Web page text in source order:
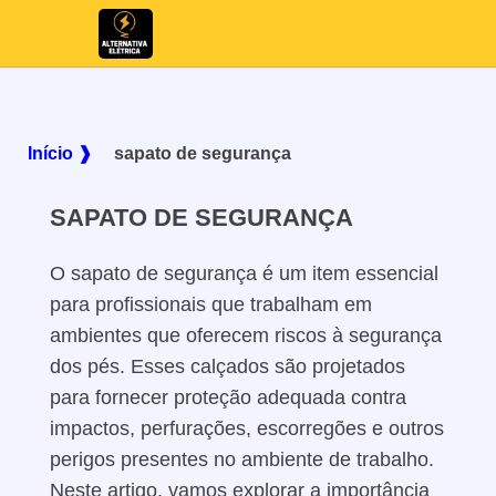
Início ❱ sapato de segurança
SAPATO DE SEGURANÇA
O sapato de segurança é um item essencial
para profissionais que trabalham em
ambientes que oferecem riscos à segurança
dos pés. Esses calçados são projetados
para fornecer proteção adequada contra
impactos, perfurações, escorregões e outros
perigos presentes no ambiente de trabalho.
Neste artigo, vamos explorar a importância